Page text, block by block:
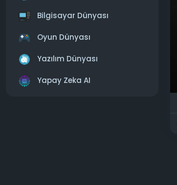
Bilgisayar Dünyası
Oyun Dünyası
Yazılım Dünyası
Yapay Zeka AI